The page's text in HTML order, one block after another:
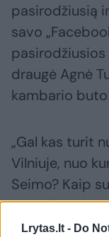
Lrytas.lt - Do
pasirodžiusią
savo
draugė Agnė
kambario buto
„Gal kas turit
Vilniuje, nuo
Seimo? Kaip
esu eilinė
vertinau